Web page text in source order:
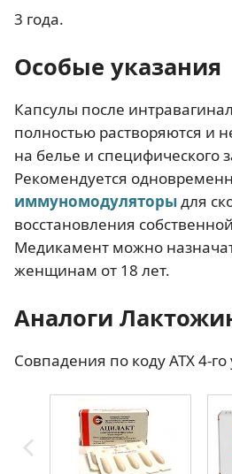
3 года.
Особые указания
Капсулы после
полностью растворяются и
на белье и специфического
Рекомендуется
иммуномодуляторыдля
восстановления
Медикамент можно
женщинам от 18 лет.
Аналоги
Совпадения по коду АТХ 4-го